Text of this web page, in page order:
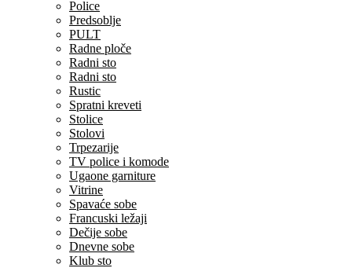
Police
Predsoblje
PULT
Radne ploče
Radni sto
Radni sto
Rustic
Spratni kreveti
Stolice
Stolovi
Trpezarije
TV police i komode
Ugaone garniture
Vitrine
Spavaće sobe
Francuski ležaji
Dečije sobe
Dnevne sobe
Klub sto